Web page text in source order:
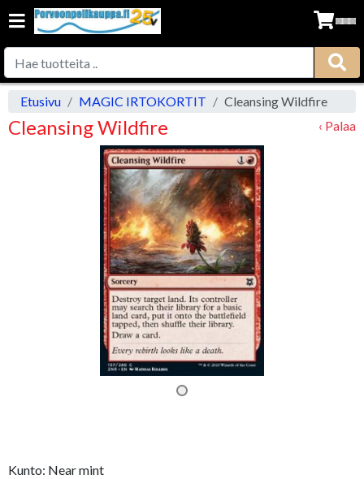
Etusivu MAGIC IRTOKORTIT Cleansing Wildfire
Cleansing Wildfire ‹ Palaa
Kunto: Near mint